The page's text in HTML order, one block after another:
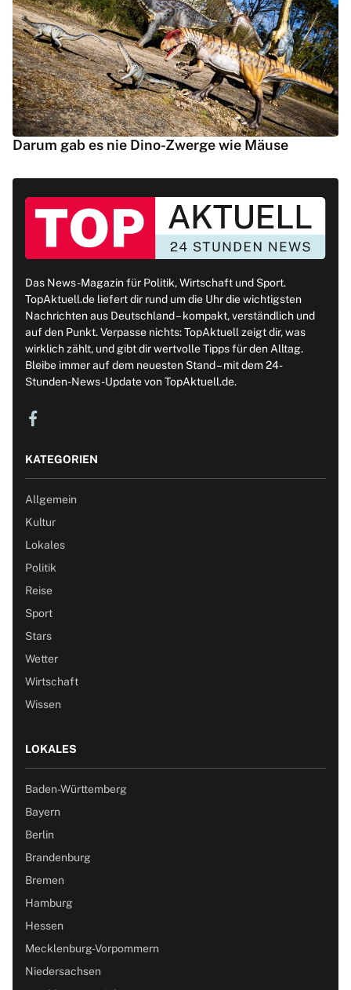
Darum gab es nie Dino-Zwerge wie Mäuse
Das News-Magazin für Politik, Wirtschaft und Sport.
TopAktuell.de liefert dir rund um die Uhr die wichtigsten
Nachrichten aus Deutschland – kompakt, verständlich und
auf den Punkt. Verpasse nichts: TopAktuell zeigt dir, was
wirklich zählt, und gibt dir wertvolle Tipps für den Alltag.
Bleibe immer auf dem neuesten Stand – mit dem 24-
Stunden-News-Update von TopAktuell.de.
KATEGORIEN
Allgemein
Kultur
Lokales
Politik
Reise
Sport
Stars
Wetter
Wirtschaft
Wissen
LOKALES
Baden-Württemberg
Bayern
Berlin
Brandenburg
Bremen
Hamburg
Hessen
Mecklenburg-Vorpommern
Niedersachsen